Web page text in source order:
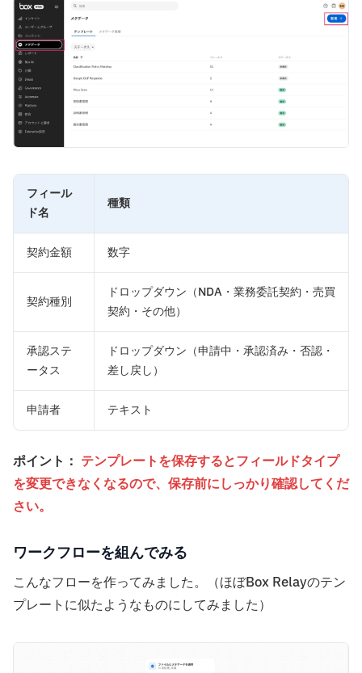
フィール
ド名
種類
契約金額 数字
契約種別
ドロップダウン（NDA・業務委託契約・売買
契約・その他）
承認ステ
ータス
ドロップダウン（申請中・承認済み・否認・
差し戻し）
申請者 テキスト
ポイント： テンプレートを保存するとフィールドタイプ
を変更できなくなるので、保存前にしっかり確認してくだ
さい。
ワークフローを組んでみる
こんなフローを作ってみました。（ほぼBox Relayのテン
プレートに似たようなものにしてみました）